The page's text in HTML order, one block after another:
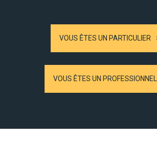
VOUS ÊTES UN PARTICULIER
VOUS ÊTES UN PROFESSIONNEL